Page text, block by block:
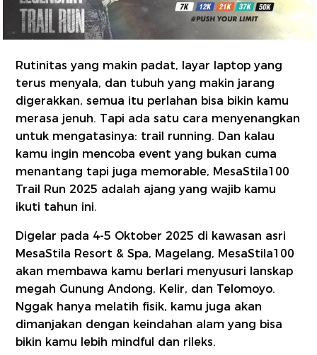
Rutinitas yang makin padat, layar laptop yang
terus menyala, dan tubuh yang makin jarang
digerakkan, semua itu perlahan bisa bikin kamu
merasa jenuh. Tapi ada satu cara menyenangkan
untuk mengatasinya: trail running. Dan kalau
kamu ingin mencoba event yang bukan cuma
menantang tapi juga memorable, MesaStila100
Trail Run 2025 adalah ajang yang wajib kamu
ikuti tahun ini.
Digelar pada 4-5 Oktober 2025 di kawasan asri
MesaStila Resort & Spa, Magelang, MesaStila100
akan membawa kamu berlari menyusuri lanskap
megah Gunung Andong, Kelir, dan Telomoyo.
Nggak hanya melatih fisik, kamu juga akan
dimanjakan dengan keindahan alam yang bisa
bikin kamu lebih mindful dan rileks.